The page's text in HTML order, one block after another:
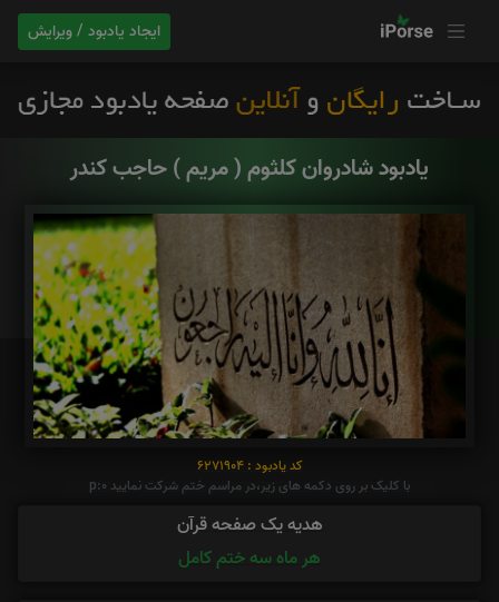
ایجاد یادبود / ویرایش
یادبود شادروان کلثوم ( مریم ) حاجب کندر
کد یادبود : 6271904
با کلیک بر روی دکمه های زیر،در مراسم ختم شرکت نمایید p:0
هدیه یک صفحه قرآن
هر ماه سه ختم کامل